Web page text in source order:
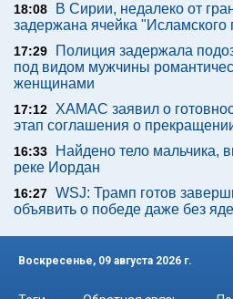
18:08
В Сирии, недалеко от
задержана ячейка "Исламского
17:29
Полиция задержала
под видом мужчины
женщинами
17:12 ХАМАС заявил о
этап соглашения о
16:33
Найдено тело мальчика,
реке Иордан
16:27 WSJ: Трамп готов
объявить о победе даже без
Воскресенье, 09 августа 2026 г.